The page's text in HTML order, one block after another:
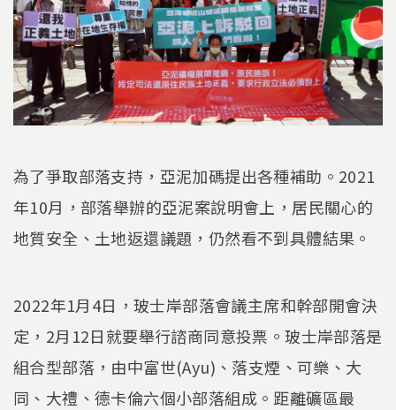
為了爭取部落支持，亞泥加碼提出各種補助。2021
年10月，部落舉辦的亞泥案說明會上，居民關心的
地質安全、土地返還議題，仍然看不到具體結果。
2022年1月4日，玻士岸部落會議主席和幹部開會決
定，2月12日就要舉行諮商同意投票。玻士岸部落是
組合型部落，由中富世(Ayu)、落支煙、可樂、大
同、大禮、德卡倫六個小部落組成。距離礦區最